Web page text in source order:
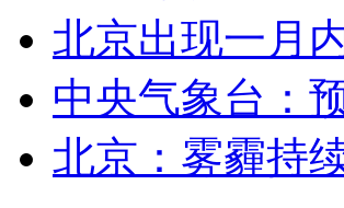
北京出现一月
中央气象台：
北京：雾霾持